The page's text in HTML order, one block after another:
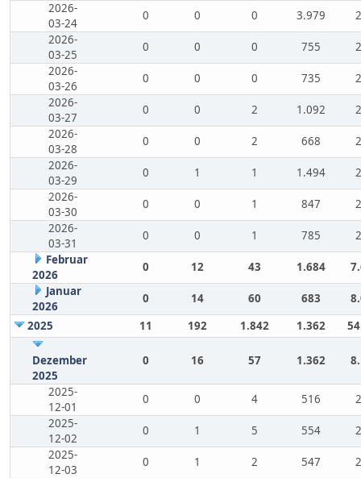
2026-
03-24
0 0 0 3.979
2026-
03-25
0 0 0 755
2026-
03-26
0 0 0 735
2026-
03-27
0 0 2 1.092
2026-
03-28
0 0 2 668
2026-
03-29
0 1 1 1.494
2026-
03-30
0 0 1 847
2026-
03-31
0 0 1 785
Februar
2026
0 12 43 1.684
Januar
2026
0 14 60 683
2025
11 192 1.842 1.362
Dezember
2025
0 16 57 1.362
2025-
12-01
0 0 4 516
2025-
12-02
0 1 5 554
2025-
12-03
0 1 2 547